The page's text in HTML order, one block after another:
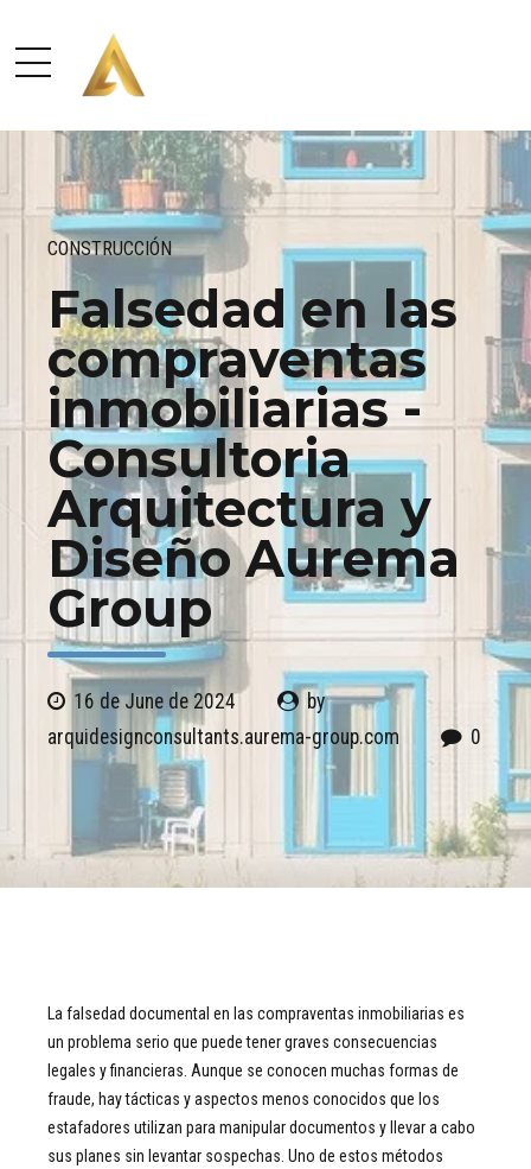
CONSTRUCCIÓN
Falsedad en las
compraventas
inmobiliarias -
Consultoria
Arquitectura y
Diseño Aurema
Group
16 de June de 2024
by
arquidesignconsultants.aurema-group.com
0
La falsedad documental en las compraventas inmobiliarias es
un problema serio que puede tener graves consecuencias
legales y financieras. Aunque se conocen muchas formas de
fraude, hay tácticas y aspectos menos conocidos que los
estafadores utilizan para manipular documentos y llevar a cabo
sus planes sin levantar sospechas. Uno de estos métodos